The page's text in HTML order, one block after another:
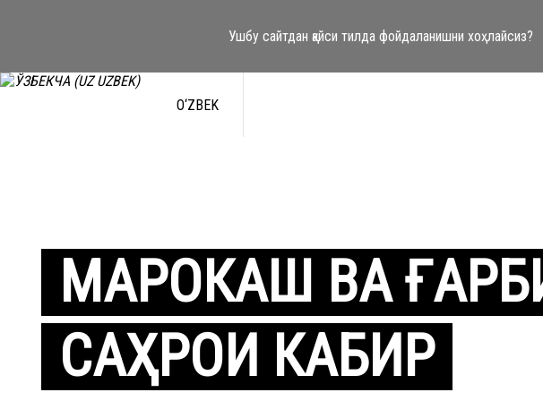
Ушбу сайтдан қайси тилда фойдаланишни хоҳлайсиз?
O‘ZBEK
МАРОКАШ ВА
САҲРОИ КАБИР